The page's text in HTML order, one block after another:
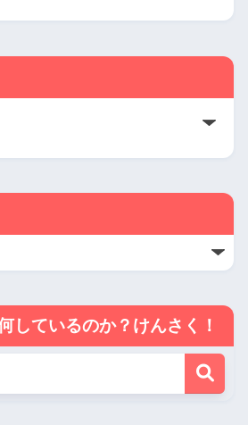
しているのか？けんさく！